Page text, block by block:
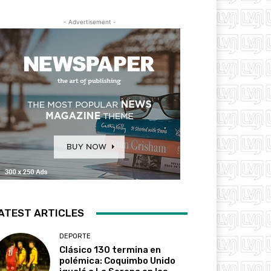
- Advertisement -
ARTICLES
DEPORTE
Clásico 130 termina en
polémica: Coquimbo Unido